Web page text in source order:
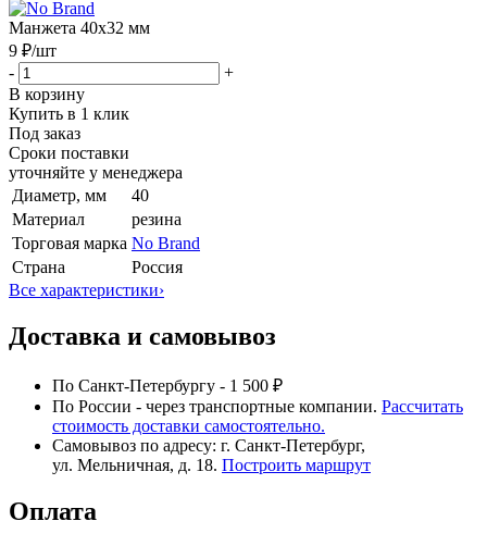
Манжета 40х32 мм
9 ₽/шт
-
+
В корзину
Купить в 1 клик
Под заказ
Сроки поставки
уточняйте у менеджера
Диаметр, мм
40
Материал
резина
Торговая марка No Brand
Страна
Россия
Все характеристики›
Доставка и самовывоз
По Санкт-Петербургу - 1 500 ₽
По России - через транспортные компании. Рассчитать
стоимость доставки самостоятельно.
Самовывоз по адресу: г. Санкт-Петербург,
ул. Мельничная, д. 18. Построить маршрут
Оплата